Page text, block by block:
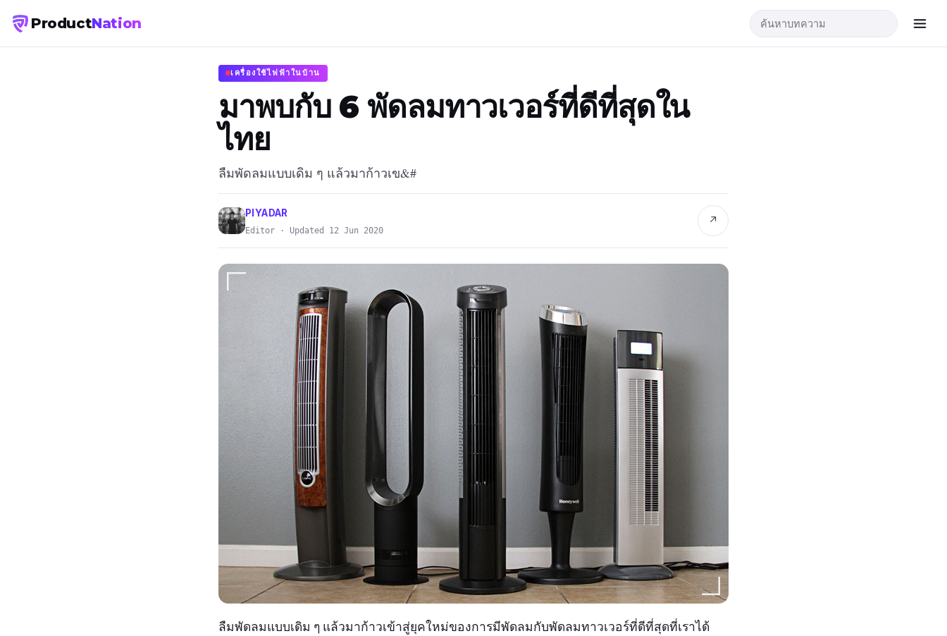
ProductNation
เครื่องใช้ไฟฟ้าในบ้าน
มาพบกับ 6 พัดลมทาวเวอร์ที่ดีที่สุดใน
ไทย
ลืมพัดลมแบบเดิม ๆ แล้วมาก้าวเข&#
PIYADAR
Editor · Updated 12 Jun 2020
↗
ลืมพัดลมแบบเดิม ๆ แล้วมาก้าวเข้าสู่ยุคใหม่ของการมีพัดลมกับพัดลมทาวเวอร์ที่ดีที่สุดที่เราได้